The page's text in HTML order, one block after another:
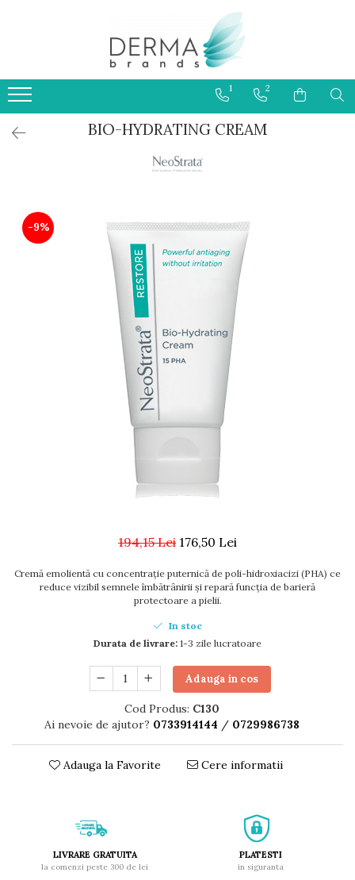
PRODUSE CU PROTECTIE
SOLARA 50+ PENTRU COPII
1 2
BIO-HYDRATING CREAM
-9%
194,15 Lei 176,50 Lei
Cremă emolientă cu concentrație puternică de poli-hidroxiacizi (PHA) ce
reduce vizibil semnele îmbătrânirii și repară funcția de barieră
protectoare a pielii.
In stoc
Durata de livrare: 1-3 zile lucratoare
Adauga in cos
Cod Produs: C130
Ai nevoie de ajutor? 0733914144 / 0729986738
Adauga la Favorite Cere informatii
LIVRARE GRATUITA
la comenzi peste 300 de lei
PLATESTI
in siguranta